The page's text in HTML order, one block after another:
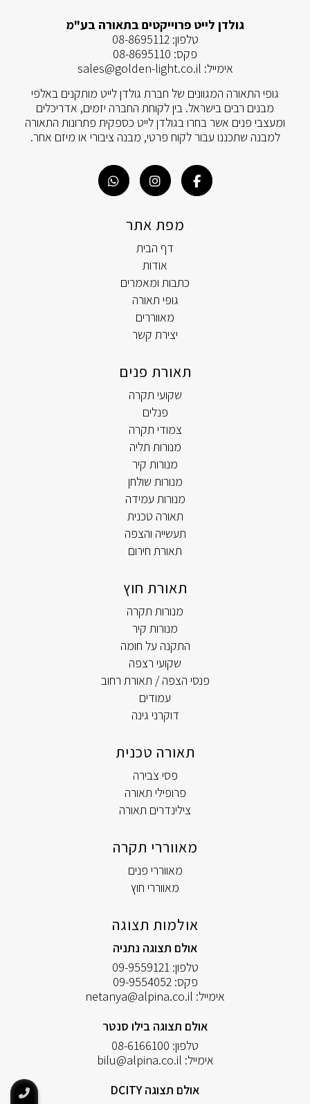
גולדן לייט פרוייקטים בתאורה בע"מ
טלפון:08-8695112
פקס: 08-8695110
אימייל: sales@golden-light.co.il
גופי התאורה המגוונים של חברת גולדן לייט מותקנים באלפי
מבנים רבים בישראל. בין לקוחת החברה יזמים, אדריכלים
ומעצבי פנים אשר בחרו בגולדן לייט כספקית פתרונות התאורה
למבנה שתכננו עבור לקוח פרטי, מבנה ציבורי או מיזם אחר.
מפת אתר
דף הבית
אודות
כתבות ומאמרים
גופי תאורה
מאווררים
יצירת קשר
תאורת פנים
שקועי תקרה
פנלים
צמודי תקרה
מנורות תליה
מנורות קיר
מנורות שולחן
מנורות עמידה
תאורה טכנית
תעשייה והצפה
תאורת חירום
תאורת חוץ
מנורות תקרה
מנורות קיר
התקנה על חומה
שקועי רצפה
פנסי הצפה / תאורת רחוב
עמודים
דוקרני גינה
תאורה טכנית
פסי צבירה
פרופילי תאורה
צילינדרים תאורה
מאווררי תקרה
מאווררי פנים
מאווררי חוץ
אולמות תצוגה
אולם תצוגה נתניה
טלפון:09-9559121
פקס:09-9554052
אימייל: netanya@alpina.co.il
אולם תצוגה בילו סנטר
טלפון: 08-6166100
אימייל: bilu@alpina.co.il
אולם תצוגה DCITY